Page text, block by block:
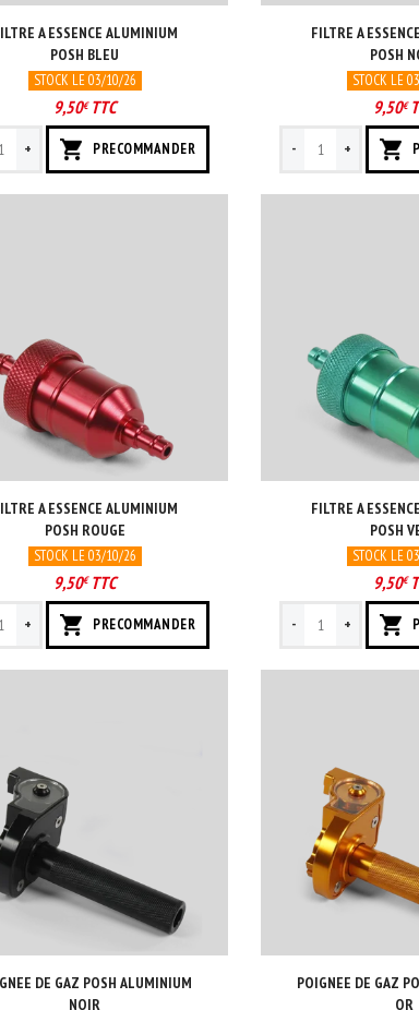
A ESSENCE ALUMINIUM
POSH BLEU
STOCK LE 03/10/26
9,50€TTC
+ PRECOMMANDER
FILTRE A
POSH
STOCK LE
9,50€
- +
A ESSENCE ALUMINIUM
POSH ROUGE
STOCK LE 03/10/26
9,50€TTC
+ PRECOMMANDER
FILTRE A
POSH
STOCK LE
9,50€
- +
DE GAZ POSH ALUMINIUM
NOIR
POIGNEE DE GAZ
OR